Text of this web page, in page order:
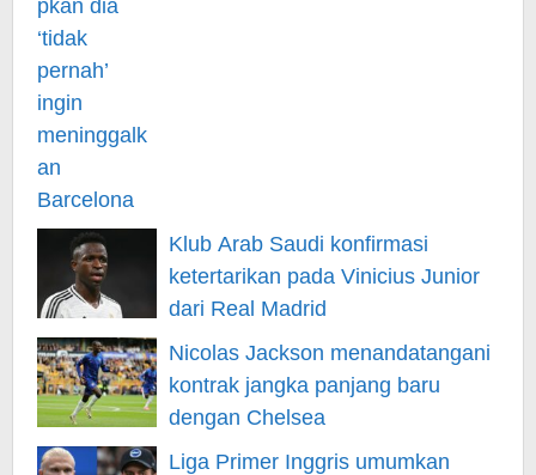
Klub Arab Saudi konfirmasi
ketertarikan pada Vinicius Junior
dari Real Madrid
Nicolas Jackson menandatangani
kontrak jangka panjang baru
dengan Chelsea
Liga Primer Inggris umumkan